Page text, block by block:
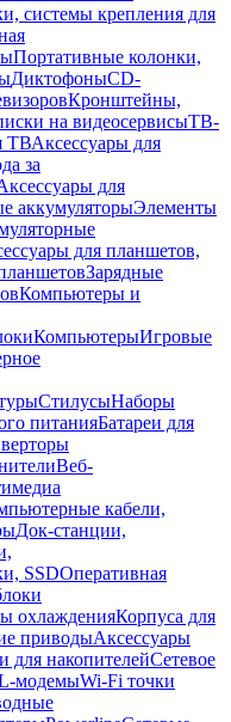
системы крепления для
Портативные колонки,
ДиктофоныCD-
Кронштейны,
на видеосервисыТВ-
ТВАксессуары для
за
для
аккумуляторыЭлементы
для планшетов,
Зарядные
Компьютеры и
КомпьютерыИгровые
СтилусыНаборы
питанияБатареи для
Веб-
кабели,
Док-станции,
SSDОперативная
охлажденияКорпуса для
приводыАксессуары
для накопителейСетевое
модемыWi-Fi точки